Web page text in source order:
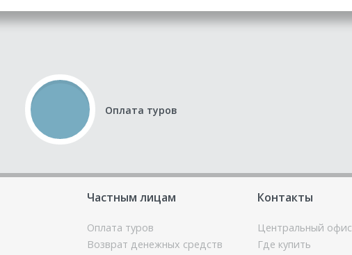
Оплата туров
Частным лицам
Оплата туров
Возврат денежных средств
Контакты
Центральный офис
Где купить